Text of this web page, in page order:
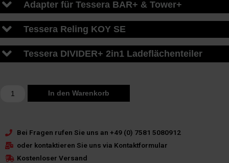
Adapter für Tessera BAR+ & Tower+
Tessera Reling KOY SE
Tessera DIVIDER+ 2in1 Ladeflächenteiler
In den Warenkorb
Bei Fragen rufen Sie uns an +49 (0) 7581 5080912
oder kontaktieren Sie uns via Kontaktformular
Kostenloser Versand